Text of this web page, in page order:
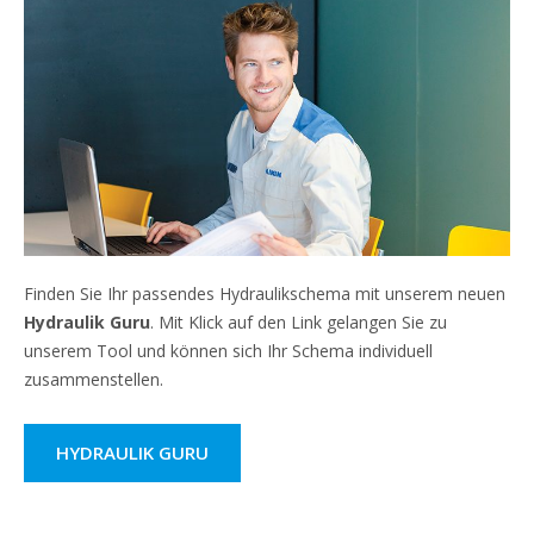
Finden Sie Ihr passendes Hydraulikschema mit unserem neuen
Hydraulik Guru. Mit Klick auf den Link gelangen Sie zu
unserem Tool und können sich Ihr Schema individuell
zusammenstellen.
HYDRAULIK GURU